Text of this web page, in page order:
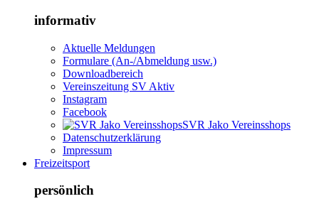
informativ
Aktuelle Meldungen
Formulare (An-/Abmeldung usw.)
Downloadbereich
Vereinszeitung SV Aktiv
Instagram
Facebook
SVR Jako Vereinsshops
Datenschutzerklärung
Impressum
Freizeitsport
persönlich